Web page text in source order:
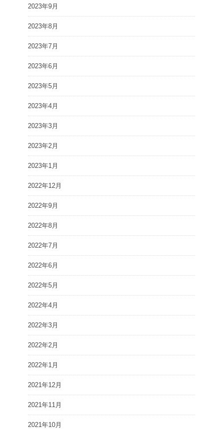
2023年9月
2023年8月
2023年7月
2023年6月
2023年5月
2023年4月
2023年3月
2023年2月
2023年1月
2022年12月
2022年9月
2022年8月
2022年7月
2022年6月
2022年5月
2022年4月
2022年3月
2022年2月
2022年1月
2021年12月
2021年11月
2021年10月